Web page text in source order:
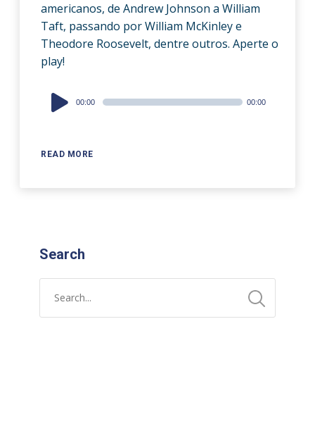
americanos, de Andrew Johnson a William
Taft, passando por William McKinley e
Theodore Roosevelt, dentre outros. Aperte o
play!
READ MORE
Audio
Player
00:00 00:00
Search